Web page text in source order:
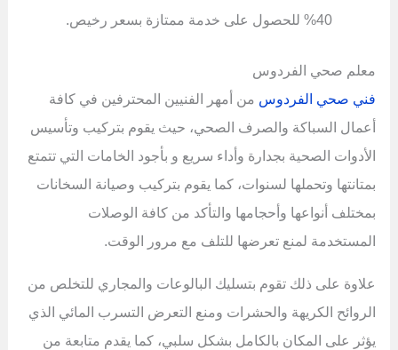
40% للحصول على خدمة ممتازة بسعر رخيص.
معلم صحي الفردوس
فني صحي الفردوس من أمهر الفنيين المحترفين في كافة
أعمال السباكة والصرف الصحي، حيث يقوم بتركيب وتأسيس
الأدوات الصحية بجدارة وأداء سريع و بأجود الخامات التي تتمتع
بمتانتها وتحملها لسنوات، كما يقوم بتركيب وصيانة السخانات
بمختلف أنواعها وأحجامها والتأكد من كافة الوصلات
المستخدمة لمنع تعرضها للتلف مع مرور الوقت.
علاوة على ذلك تقوم بتسليك البالوعات والمجاري للتخلص من
الروائح الكريهة والحشرات ومنع التعرض التسرب المائي الذي
يؤثر على المكان بالكامل بشكل سلبي، كما يقدم متابعة من